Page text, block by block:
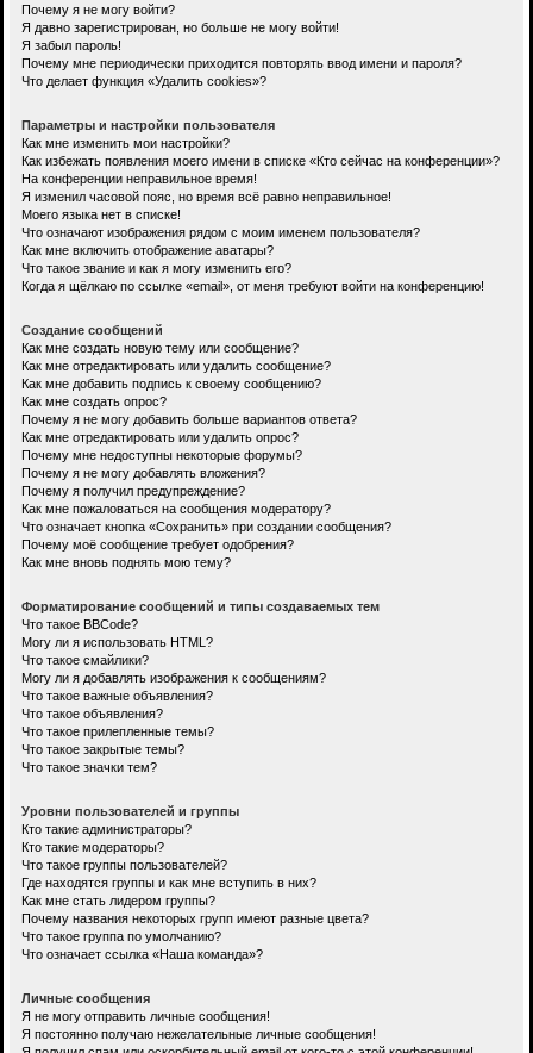
Почему я не могу войти?
Я давно зарегистрирован, но больше не могу войти!
Я забыл пароль!
Почему мне периодически приходится повторять ввод имени и пароля?
Что делает функция «Удалить cookies»?
Параметры и настройки пользователя
Как мне изменить мои настройки?
Как избежать появления моего имени в списке «Кто сейчас на конференции»?
На конференции неправильное время!
Я изменил часовой пояс, но время всё равно неправильное!
Моего языка нет в списке!
Что означают изображения рядом с моим именем пользователя?
Как мне включить отображение аватары?
Что такое звание и как я могу изменить его?
Когда я щёлкаю по ссылке «email», от меня требуют войти на конференцию!
Создание сообщений
Как мне создать новую тему или сообщение?
Как мне отредактировать или удалить сообщение?
Как мне добавить подпись к своему сообщению?
Как мне создать опрос?
Почему я не могу добавить больше вариантов ответа?
Как мне отредактировать или удалить опрос?
Почему мне недоступны некоторые форумы?
Почему я не могу добавлять вложения?
Почему я получил предупреждение?
Как мне пожаловаться на сообщения модератору?
Что означает кнопка «Сохранить» при создании сообщения?
Почему моё сообщение требует одобрения?
Как мне вновь поднять мою тему?
Форматирование сообщений и типы создаваемых тем
Что такое BBCode?
Могу ли я использовать HTML?
Что такое смайлики?
Могу ли я добавлять изображения к сообщениям?
Что такое важные объявления?
Что такое объявления?
Что такое прилепленные темы?
Что такое закрытые темы?
Что такое значки тем?
Уровни пользователей и группы
Кто такие администраторы?
Кто такие модераторы?
Что такое группы пользователей?
Где находятся группы и как мне вступить в них?
Как мне стать лидером группы?
Почему названия некоторых групп имеют разные цвета?
Что такое группа по умолчанию?
Что означает ссылка «Наша команда»?
Личные сообщения
Я не могу отправить личные сообщения!
Я постоянно получаю нежелательные личные сообщения!